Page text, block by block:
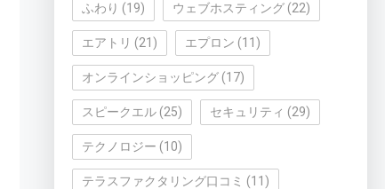
ふわり (19) ウェブホスティング(22)
エアトリ (21) エプロン (11)
オンラインショッピング(17)
スピークエル(25) セキュリティ (29)
テクノロジー (10)
テラスファクタリング口コミ (11)